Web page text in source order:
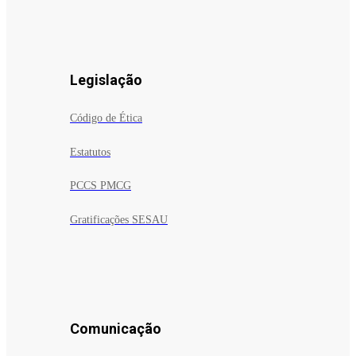
Legislação
Código de Ética
Estatutos
PCCS PMCG
Gratificações SESAU
Comunicação